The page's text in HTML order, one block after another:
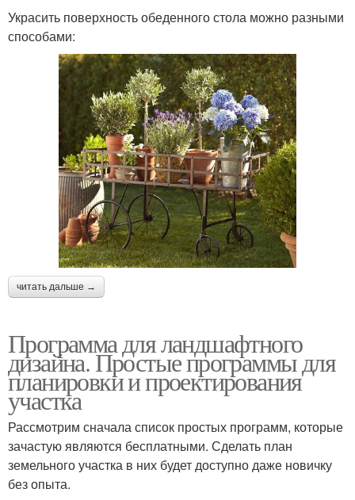
Украсить поверхность обеденного стола можно разными
способами:
читать дальше →
Программа для ландшафтного
дизайна. Простые программы для
планировки и проектирования
участка
Рассмотрим сначала список простых программ, которые
зачастую являются бесплатными. Сделать план
земельного участка в них будет доступно даже новичку
без опыта.